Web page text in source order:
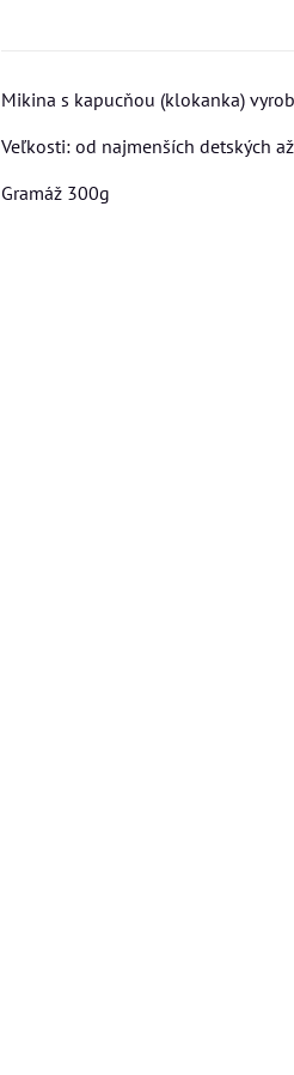
Mikina s kapucňou (klokanka)
Veľkosti: od najmenších detských
Gramáž 300g